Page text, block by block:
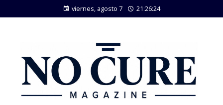
viernes, agosto 7 21:26:25